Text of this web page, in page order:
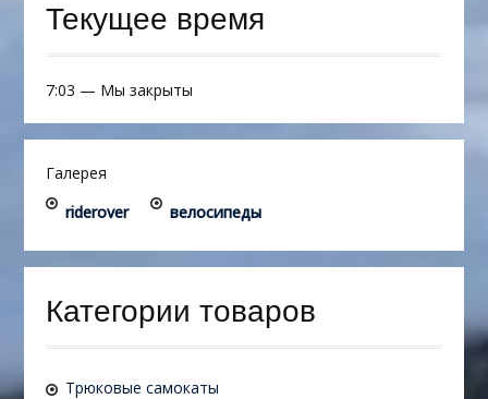
Текущее время
7:03 — Мы закрыты
Галерея
riderover
велосипеды
Категории товаров
Трюковые самокаты